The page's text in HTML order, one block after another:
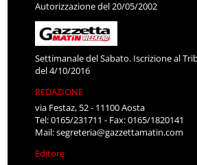
Autorizzazione del 20/05/2002
Settimanale del Sabato. Iscrizione al
del 4/10/2016
REDAZIONE
via Festaz, 52 - 11100 Aosta
Tel: 0165/231711 - Fax: 0165/1820141
Mail:segreteria@gazzettamatin.com
Editore